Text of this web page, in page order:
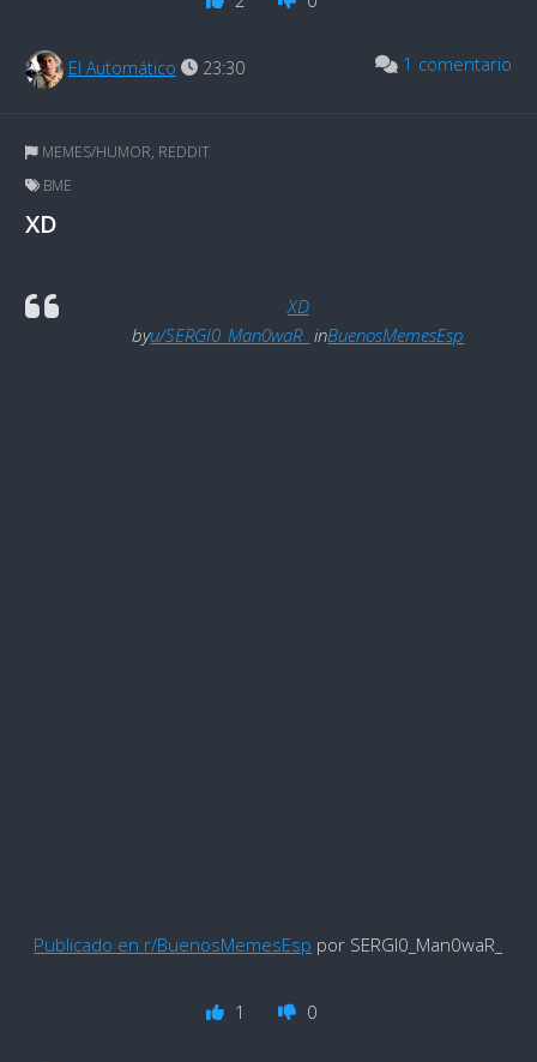
El Automático 23:30 1 comentario
MEMES/HUMOR, REDDIT
BME
XD
XD
byu/SERGI0_Man0waR_ inBuenosMemesEsp
Publicado en r/BuenosMemesEsp por SERGI0_Man0waR_
1 0